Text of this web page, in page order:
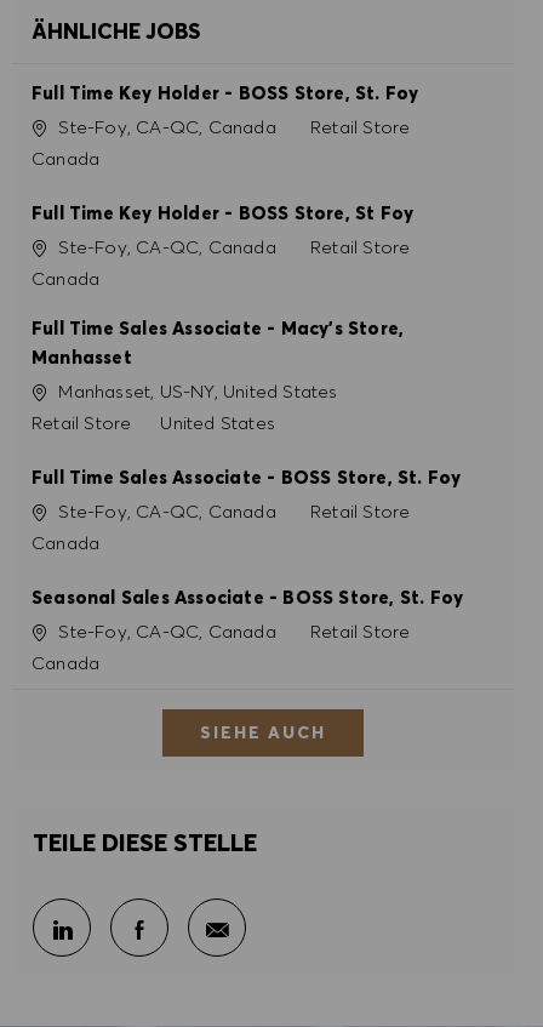
ÄHNLICHE JOBS
Full Time Key Holder - BOSS Store, St. Foy
Ort Ste-Foy, CA-QC, Canada Kategorie
Retail Store
Canada
Full Time Key Holder - BOSS Store, St Foy
Ort Ste-Foy, CA-QC, Canada Kategorie
Retail Store
Canada
Full Time Sales Associate - Macy's Store,
Manhasset
Ort Manhasset, US-NY, United States
Kategorie
Retail Store United States
Full Time Sales Associate - BOSS Store, St. Foy
Ort Ste-Foy, CA-QC, Canada Kategorie
Retail Store
Canada
Seasonal Sales Associate - BOSS Store, St. Foy
Ort Ste-Foy, CA-QC, Canada Kategorie
Retail Store
Canada
SIEHE AUCH
TEILE DIESE STELLE
Über LinkedIn teilen
Über Facebook teilen
Per E-Mail teilen